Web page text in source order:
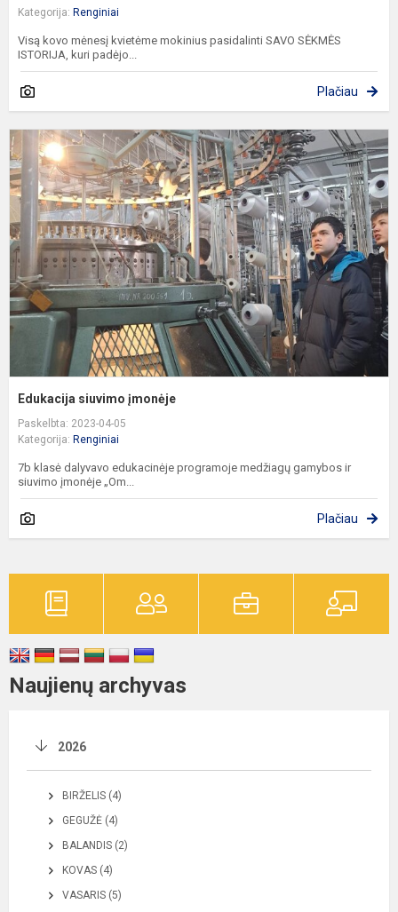
Kategorija: Renginiai
Visą kovo mėnesį kvietėme mokinius pasidalinti SAVO SĖKMĖS
ISTORIJA, kuri padėjo...
Plačiau
Edukacija siuvimo įmonėje
Paskelbta: 2023-04-05
Kategorija: Renginiai
7b klasė dalyvavo edukacinėje programoje medžiagų gamybos ir
siuvimo įmonėje „Om...
Plačiau
Naujienų archyvas
2026
BIRŽELIS (4)
GEGUŽĖ (4)
BALANDIS (2)
KOVAS (4)
VASARIS (5)